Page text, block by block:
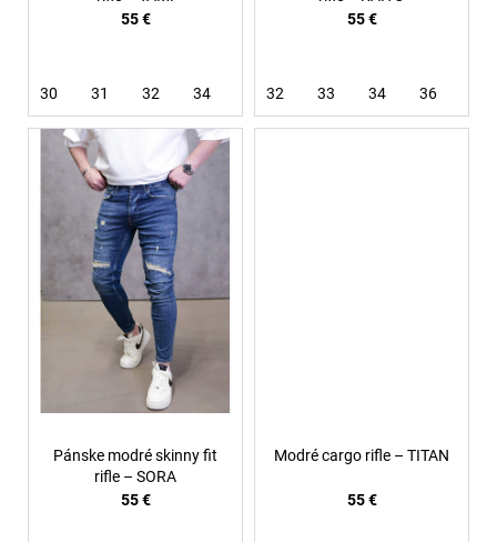
55 €
30 31 32 34
55 €
32 33 34 36
Pánske modré skinny fit
rifle – SORA
55 €
Modré cargo rifle – TITAN
55 €